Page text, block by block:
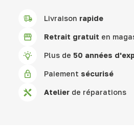
Livraison rapide
Retrait gratuit en
Plus de 50 années
Paiement sécurisé
Atelier de réparations